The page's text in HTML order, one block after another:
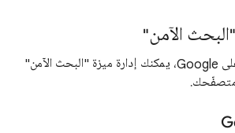
الآمن"
إذا كان لديك حساب على Google، يمكنك إدارة ميزة "البحث الآمن"